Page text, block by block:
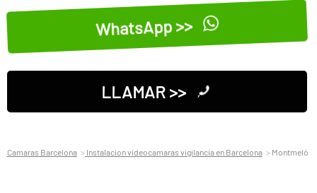
WhatsApp >>
LLAMAR >>
Camaras Barcelona Instalacion videocamaras vigilancia en Barcelona Montmeló